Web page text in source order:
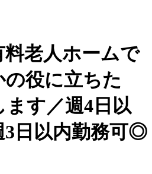
料老人ホームで
役に立ちた
ます／週4日以
日以内勤務可◎